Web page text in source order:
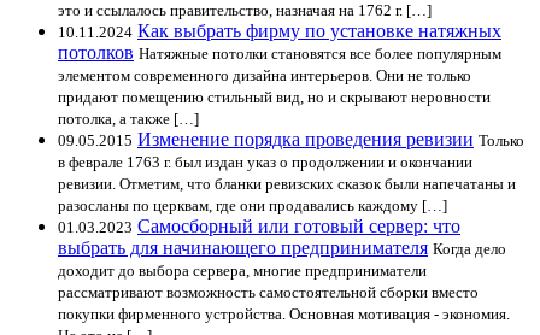
это и ссылалось правительство, назначая на 1762 г. […]
10.11.2024 Как выбрать фирму по установке натяжных
потолков Натяжные потолки становятся все более популярным
элементом современного дизайна интерьеров. Они не только
придают помещению стильный вид, но и скрывают неровности
потолка, а также […]
09.05.2015 Изменение порядка проведения ревизии Только
в феврале 1763 г. был издан указ о продолжении и окончании
ревизии. Отметим, что бланки ревизских сказок были напечатаны и
разосланы по церквам, где они продавались каждому […]
01.03.2023 Самосборный или готовый сервер: что
выбрать для начинающего предпринимателя Когда дело
доходит до выбора сервера, многие предприниматели
рассматривают возможность самостоятельной сборки вместо
покупки фирменного устройства. Основная мотивация - экономия.